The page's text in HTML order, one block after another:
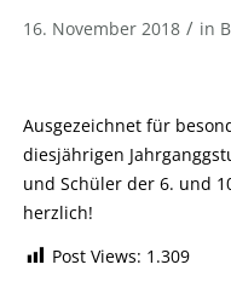
16. November 2018 / in
Ausgezeichnet für
diesjährigen
und Schüler der 6. und
herzlich!
Post Views: 1.309